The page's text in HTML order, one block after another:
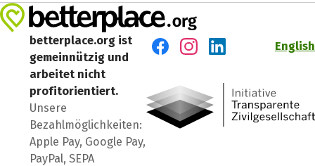
betterplace.org ist
gemeinnützig und
arbeitet nicht
profitorientiert.
Unsere
Bezahlmöglichkeiten:
Apple Pay, Google Pay,
PayPal, SEPA
English